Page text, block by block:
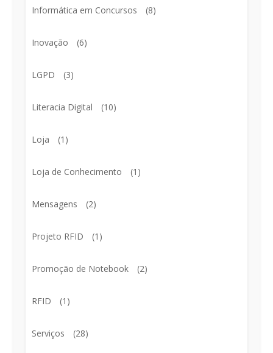
Informática em Concursos (8)
Inovação (6)
LGPD (3)
Literacia Digital (10)
Loja (1)
Loja de Conhecimento (1)
Mensagens (2)
Projeto RFID (1)
Promoção de Notebook (2)
RFID (1)
Serviços (28)